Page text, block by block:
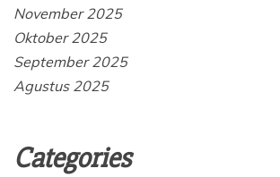
November 2025
Oktober 2025
September 2025
Agustus 2025
Categories